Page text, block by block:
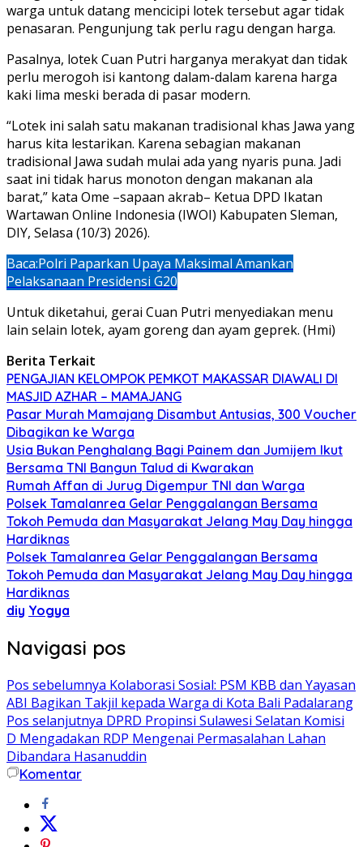
warga untuk datang mencicipi lotek tersebut agar tidak
penasaran. Pengunjung tak perlu ragu dengan harga.
Pasalnya, lotek Cuan Putri harganya merakyat dan tidak
perlu merogoh isi kantong dalam-dalam karena harga
kaki lima meski berada di pasar modern.
“Lotek ini salah satu makanan tradisional khas Jawa yang
harus kita lestarikan. Karena sebagian makanan
tradisional Jawa sudah mulai ada yang nyaris puna. Jadi
saat ini tidak harus monoton dengan makanan ala
barat,” kata Ome –sapaan akrab– Ketua DPD Ikatan
Wartawan Online Indonesia (IWOI) Kabupaten Sleman,
DIY, Selasa (10/3) 2026).
Baca:Polri Paparkan Upaya Maksimal Amankan
Pelaksanaan Presidensi G20
Untuk diketahui, gerai Cuan Putri menyediakan menu
lain selain lotek, ayam goreng dan ayam geprek. (Hmi)
Berita Terkait
PENGAJIAN KELOMPOK PEMKOT MAKASSAR DIAWALI DI
MASJID AZHAR – MAMAJANG
Pasar Murah Mamajang Disambut Antusias, 300 Voucher
Dibagikan ke Warga
Usia Bukan Penghalang Bagi Painem dan Jumijem Ikut
Bersama TNI Bangun Talud di Kwarakan
Rumah Affan di Jurug Digempur TNI dan Warga
Polsek Tamalanrea Gelar Penggalangan Bersama
Tokoh Pemuda dan Masyarakat Jelang May Day hingga
Hardiknas
Polsek Tamalanrea Gelar Penggalangan Bersama
Tokoh Pemuda dan Masyarakat Jelang May Day hingga
Hardiknas
diy Yogya
Navigasi pos
Pos sebelumnya Kolaborasi Sosial: PSM KBB dan Yayasan
ABI Bagikan Takjil kepada Warga di Kota Bali Padalarang
Pos selanjutnya DPRD Propinsi Sulawesi Selatan Komisi
D Mengadakan RDP Mengenai Permasalahan Lahan
Dibandara Hasanuddin
Komentar